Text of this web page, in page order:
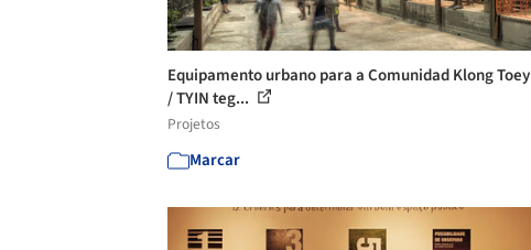
Equipamento urbano para a Comunidad Klong Toey
/ TYIN teg...
Projetos
Marcar